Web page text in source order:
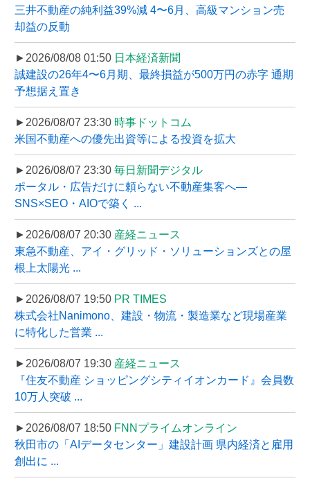
三井不動産の純利益39%減 4〜6月、高級マンション売
却益の反動
►2026/08/08 01:50 日本経済新聞
誠建設の26年4〜6月期、最終損益が500万円の赤字 通期
予想据え置き
►2026/08/07 23:30 時事ドットコム
米国不動産への優先出資等による投資を拡大
►2026/08/07 23:30 毎日新聞デジタル
ポータル・広告だけに頼らない不動産集客へ―
SNS×SEO・AIOで築く ...
►2026/08/07 20:30 産経ニュース
東急不動産、アイ・グリッド・ソリューションズとの屋
根上太陽光 ...
►2026/08/07 19:50 PR TIMES
株式会社Nanimono、建設・物流・製造業など現場産業
に特化した営業 ...
►2026/08/07 19:30 産経ニュース
『住友不動産 ショッピングシティイオンカード』会員数
10万人突破 ...
►2026/08/07 18:50 FNNプライムオンライン
秋田市の「AIデータセンター」建設計画 県内経済と雇用
創出に ...